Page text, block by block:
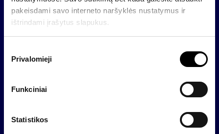
pakeisdami savo interneto naršyklės nustatymus ir
ištrindami įrašytus slapukus.
Privalomieji
Funkciniai
Statistikos
Su reorganizavimo sąlygomis, akcinės bendrovės
,,Invalda” įstatų nauja redakcija;
reorganizuojamos ir reorganizavime dalyvaujančios
bendrovių trijų paskutinių metų
metine finansine atskaitomybe; reorganizavimo
sąlygų vertinimo ataskaita, akcinės
investicijos” vadovo parengtomis
reorganizavimo ataskaitomis apie numatomą
Šeimyniškių g. 3, Vilniuje arba Konstitucijos pr. 23 ,